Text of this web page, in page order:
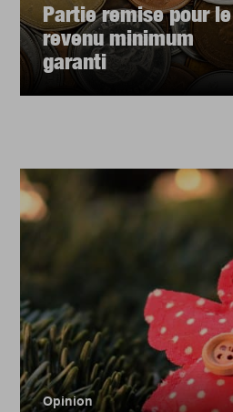
Partie remise pour le
revenu minimum
garanti
Opinion